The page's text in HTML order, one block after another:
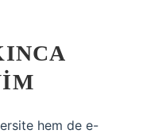
hem de e-